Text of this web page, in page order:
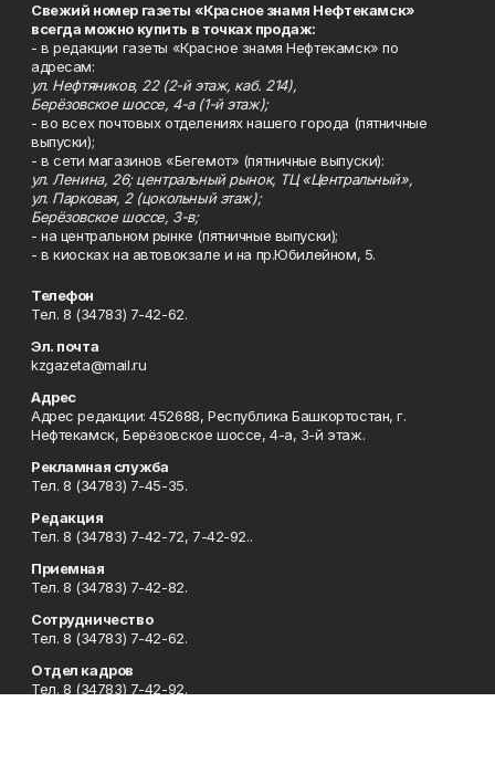
Свежий номер газеты «Красное знамя Нефтекамск»
всегда можно купить в точках продаж:
- в редакции газеты «Красное знамя Нефтекамск» по
адресам:
ул. Нефтяников, 22 (2-й этаж, каб. 214),
Берёзовское шоссе, 4-а (1-й этаж);
- во всех почтовых отделениях нашего города (пятничные
выпуски);
- в сети магазинов «Бегемот» (пятничные выпуски):
ул. Ленина, 26; центральный рынок, ТЦ «Центральный»,
ул. Парковая, 2 (цокольный этаж);
Берёзовское шоссе, 3-в;
- на центральном рынке (пятничные выпуски);
- в киосках на автовокзале и на пр.Юбилейном, 5.
Телефон
Тел. 8 (34783) 7-42-62.
Эл. почта
kzgazeta@mail.ru
Адрес
Адрес редакции: 452688, Республика Башкортостан, г.
Нефтекамск, Берёзовское шоссе, 4-а, 3-й этаж.
Рекламная служба
Тел. 8 (34783) 7-45-35.
Редакция
Тел. 8 (34783) 7-42-72, 7-42-92..
Приемная
Тел. 8 (34783) 7-42-82.
Сотрудничество
Тел. 8 (34783) 7-42-62.
Отдел кадров
Тел. 8 (34783) 7-42-92.